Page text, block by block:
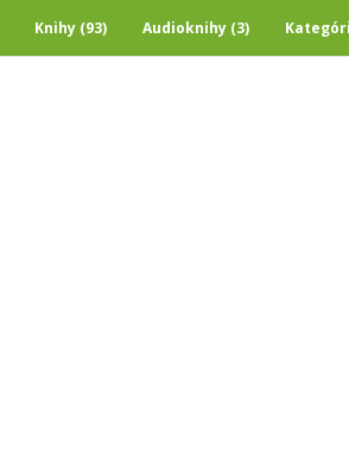
Knihy (93) Audioknihy (3)